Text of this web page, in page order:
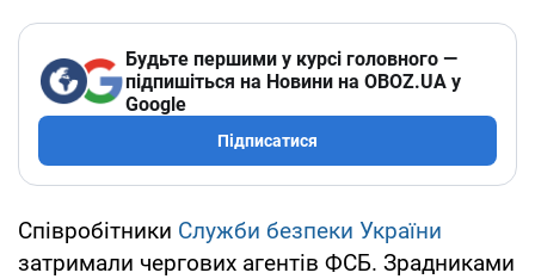
Будьте першими у курсі головного —
підпишіться на Новини на OBOZ.UA у
Google
Підписатися
Співробітники Служби безпеки України
затримали чергових агентів ФСБ. Зрадниками